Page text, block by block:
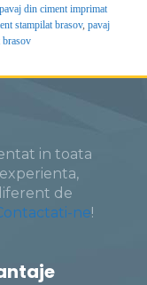
pavaj din ciment imprimat
stampilat brasov, pavaj
brasov
in toata
de
ne!